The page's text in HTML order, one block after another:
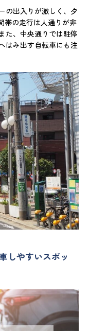
の出入りが激しく、夕
帯の走行は人通りが非
た、中央通りでは駐停
はみ出す自転車にも注
しやすいスポッ